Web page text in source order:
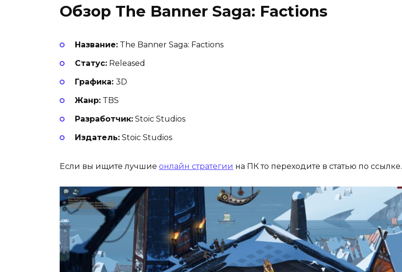
Обзор The Banner Saga: Factions
Название:The Banner Saga: Factions
Статус:Released
Графика: 3D
Жанр:TBS
Разработчик:Stoic Studios
Издатель:Stoic Studios
Если вы ищите лучшие онлайн стратегии на ПК то переходите в статью по ссылке.